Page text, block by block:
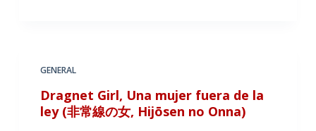
GENERAL
Dragnet Girl, Una mujer fuera de la
ley (非常線の女, Hijōsen no Onna)